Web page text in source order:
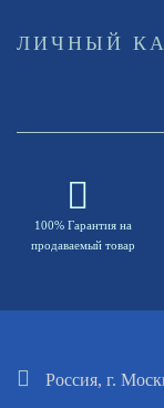
ЛИЧНЫЙ
100% Гарантия на
продаваемый товар
Россия, г.